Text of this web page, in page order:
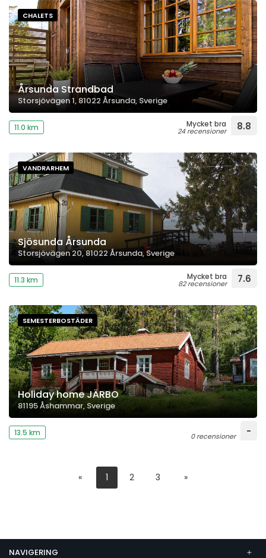
CHALETS
Årsunda Strandbad
Storsjövägen 1, 81022 Årsunda, Sverige
11.0 km Mycket bra
24 recensioner 8.8
VANDRARHEM
Sjösunda Årsunda
Storsjövägen 20, 81022 Årsunda, Sverige
11.3 km Mycket bra
82 recensioner 7.6
SEMESTERBOSTÄDER
Holiday home JÄRBO
81195 Åshammar, Sverige
13.5 km 0 recensioner -
« 1 2 3 »
NAVIGERING